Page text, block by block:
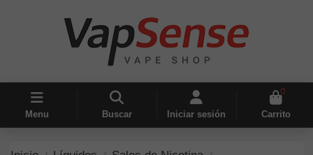
Menu Buscar Iniciar sesión
0
Carrito